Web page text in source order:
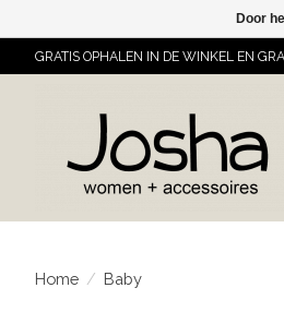
GRATIS OPHALEN IN DE WINKEL EN
Home / Baby
Door